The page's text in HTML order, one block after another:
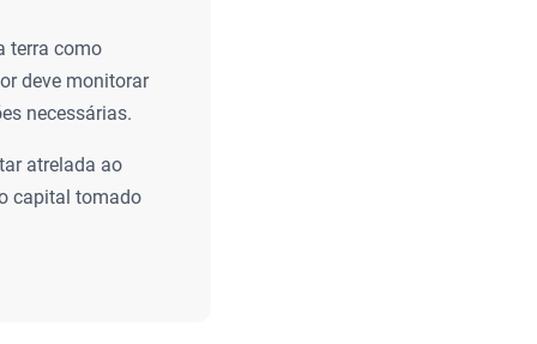
terra como
deve monitorar
necessárias.
atrelada ao
capital tomado